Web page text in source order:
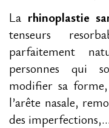
La rhinoplastie
tenseurs
parfaitement
personnes qui
modifier sa
l’arête nasale,
des imperfections,…